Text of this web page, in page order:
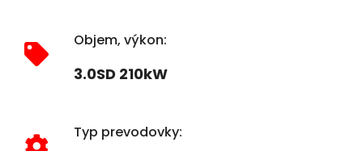
Objem, výkon:
3.0SD 210kW
Typ prevodovky: